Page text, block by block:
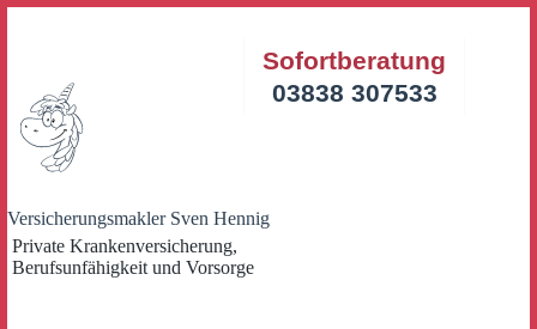
Versicherungsmakler Sven Hennig
Private Krankenversicherung,
Berufsunfähigkeit und Vorsorge
Sofortberatung
03838 307533